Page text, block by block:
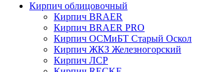
Кирпич облицовочный
Кирпич BRAER
Кирпич BRAER PRO
Кирпич ОСМиБТ Старый Оскол
Кирпич ЖКЗ Железногорский
Кирпич ЛСР